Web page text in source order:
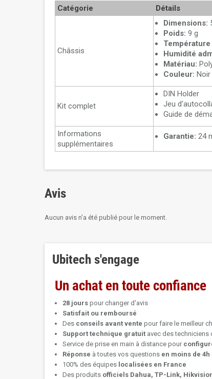
Catégorie Détails
Châssis
Dimensions:
Poids: 9 g
Humidité
Matériau:
Couleur: Noir
Kit complet
DIN Holder
Jeu
Guide de
Informations
supplémentaires
Garantie: 24
Avis
Aucun avis n'a été publié pour le moment.
Ubitech s'engage
Un achat en toute confiance
28 jours pour changer d'avis
Satisfait ou remboursé
Des conseils avant vente pour faire le meilleur
Support technique gratuit avec des techniciens
Service de prise en main à distance pour
Réponse à toutes vos questions en moins de 4h
100% des équipes localisées en France
Des produits officiels Dahua, TP-Link,